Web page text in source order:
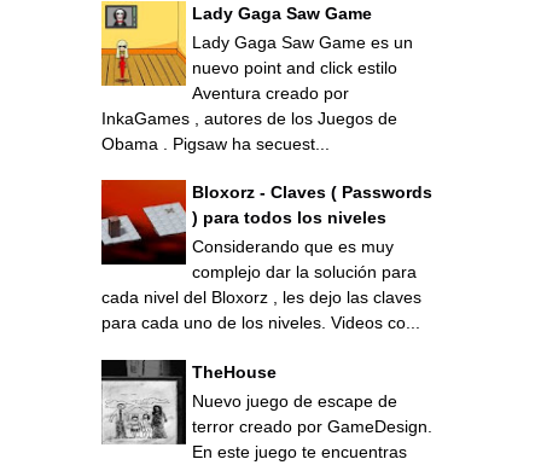
Lady Gaga Saw Game
Lady Gaga Saw Game es un
nuevo point and click estilo
Aventura creado por
InkaGames , autores de los Juegos de
Obama . Pigsaw ha secuest...
Bloxorz - Claves ( Passwords
) para todos los niveles
Considerando que es muy
complejo dar la solución para
cada nivel del Bloxorz , les dejo las claves
para cada uno de los niveles. Videos co...
TheHouse
Nuevo juego de escape de
terror creado por GameDesign.
En este juego te encuentras